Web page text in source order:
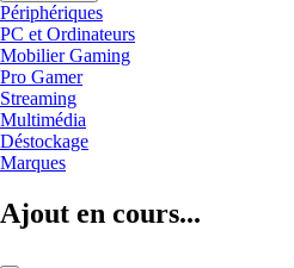
Périphériques
PC et Ordinateurs
Mobilier Gaming
Pro Gamer
Streaming
Multimédia
Déstockage
Marques
Ajout en cours...